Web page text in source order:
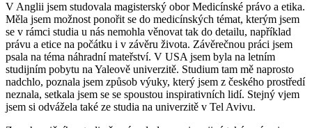
V Anglii jsem studovala magisterský obor Medicínské právo a etika.
Měla jsem možnost ponořit se do medicínských témat, kterým jsem
se v rámci studia u nás nemohla věnovat tak do detailu, například
právu a etice na počátku i v závěru života. Závěrečnou práci jsem
psala na téma náhradní mateřství. V USA jsem byla na letním
studijním pobytu na Yaleově univerzitě. Studium tam mě naprosto
nadchlo, poznala jsem způsob výuky, který jsem z českého prostředí
neznala, setkala jsem se se spoustou inspirativních lidí. Stejný vjem
jsem si odvážela také ze studia na univerzitě v Tel Avivu.